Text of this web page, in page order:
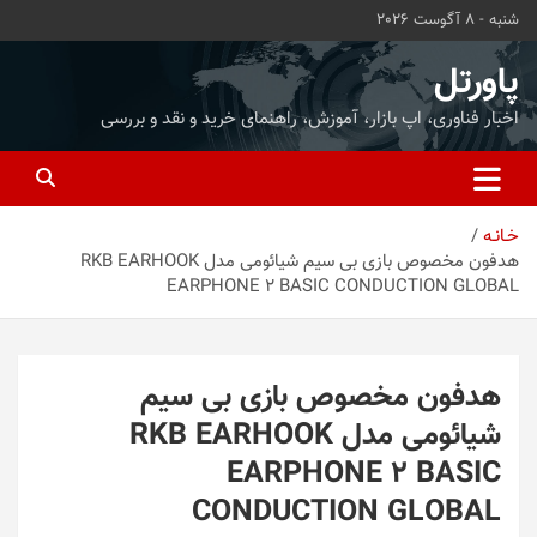
محتوا
بروید
شنبه - 8 آگوست 2026
پاورتل
اخبار فناوری، اپ بازار، آموزش، راهنمای خرید و نقد و بررسی
خـانـه
هدفون مخصوص بازی بی سیم شیائومی مدل RKB EARHOOK
EARPHONE 2 BASIC CONDUCTION GLOBAL
هدفون مخصوص بازی بی سیم
شیائومی مدل RKB EARHOOK
EARPHONE 2 BASIC
CONDUCTION GLOBAL